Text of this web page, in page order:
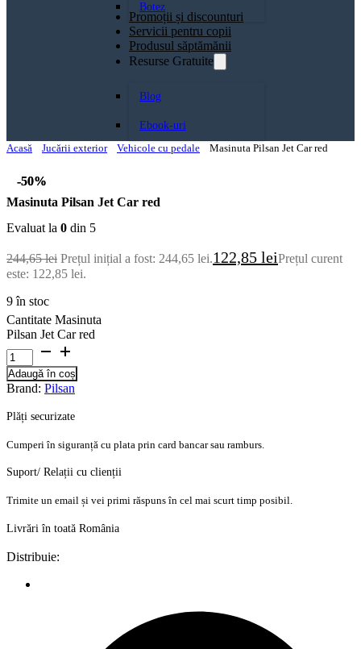
Botez
Promoții și discounturi
Servicii pentru copii
Produsul săptămănii
Resurse Gratuite
Blog
Ebook-uri
Acasă
Jucării exterior Vehicole cu pedale Masinuta Pilsan Jet Car red
-50%
-50%
Masinuta Pilsan Jet Car red
Evaluat la 0 din 5
244,65lei Prețul inițial a fost: 244,65 lei.122,85 leiPrețul curent
este: 122,85 lei.
9 în stoc
Cantitate Masinuta
Pilsan Jet Car red
Adaugă în coș
Brand: Pilsan
Plăți securizate
Cumperi în siguranță cu plata prin card bancar sau ramburs.
Suport/ Relații cu clienții
Trimite un email și vei primi răspuns în cel mai scurt timp posibil.
Livrări în toată România
Distribuie: